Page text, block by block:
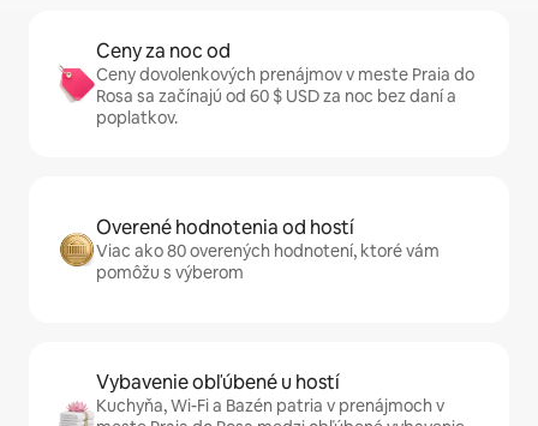
Ceny za noc od
Ceny dovolenkových prenájmov v meste Praia do
Rosa sa začínajú od 60 $ USD za noc bez daní a
poplatkov.
Overené hodnotenia od hostí
Viac ako 80 overených hodnotení, ktoré vám
pomôžu s výberom
Vybavenie obľúbené u hostí
Kuchyňa, Wi-Fi a Bazén patria v prenájmoch v